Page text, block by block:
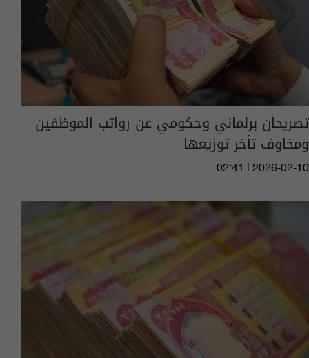
تصريحان برلماني وحكومي عن رواتب الموظفين
ومخاوف تأخر توزيعها
02:41 | 2026-02-10